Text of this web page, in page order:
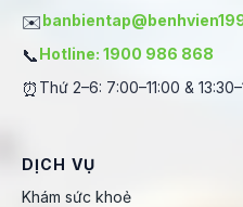
✉️
📞Hotline: 1900 986 868
⏰ Thứ 2–6: 7:00–11:00 &
DỊCH VỤ
Khám sức khoẻ